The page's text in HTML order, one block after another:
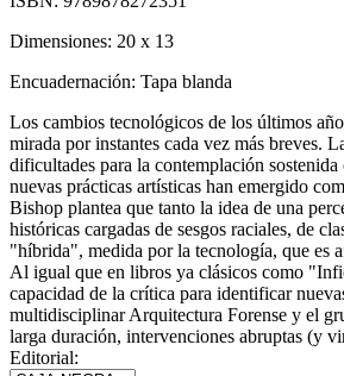
Dimensiones: 20 x 13
Encuadernación: Tapa blanda
Los cambios tecnológicos de los últimos
mirada por instantes cada vez más breves.
dificultades para la contemplación
nuevas prácticas artísticas han emergido
Bishop plantea que tanto la idea de una
históricas cargadas de sesgos raciales, de
"híbrida", medida por la tecnología, que es
Al igual que en libros ya clásicos como
capacidad de la crítica para identificar
multidisciplinar Arquitectura Forense y el
larga duración, intervenciones abruptas (y
Editorial: